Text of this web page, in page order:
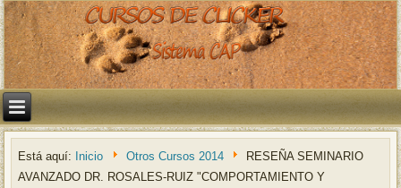
Está aquí: Inicio Otros Cursos 2014
RESEÑA SEMINARIO
AVANZADO DR. ROSALES-RUIZ "COMPORTAMIENTO Y